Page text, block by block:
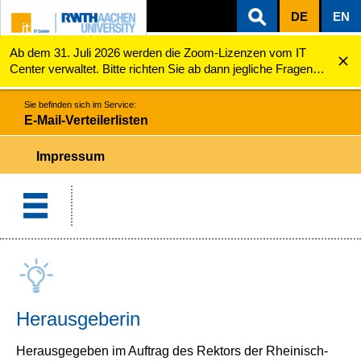
ZUM INHALTSBEREICH
ZUR HAUPTNAVIGATION
ZUR SUCHE
DE EN
Ab dem 31. Juli 2026 werden die Zoom-Lizenzen vom IT
Center verwaltet. Bitte richten Sie ab dann jegliche Fragen
zu den Zoom-Lizenzen (z.B. Probleme mit dem Login) an
servicedesk@itc.rwth-aachen.de.
E-Mail-Verteilerlisten Impressum
Sie befinden sich im Service:
E-Mail-Verteilerlisten
Impressum
Herausgeberin
Herausgegeben im Auftrag des Rektors der Rheinisch-